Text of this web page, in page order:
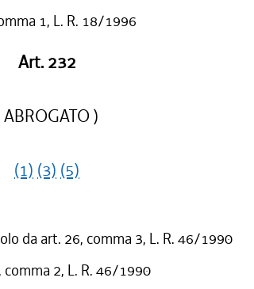
1, L. R. 18/1996
Art. 232
ABROGATO )
(1) (3) (5)
da art. 26, comma 3, L. R. 46/1990
2, L. R. 46/1990